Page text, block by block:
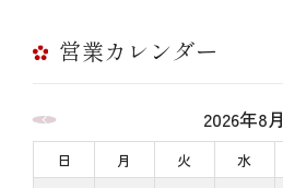
営業カレンダー
2026年8月
日 月 火 水